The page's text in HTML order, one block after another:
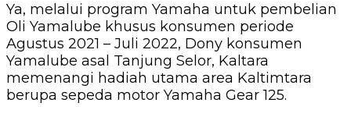
Ya, melalui program Yamaha untuk pembelian
Oli Yamalube khusus konsumen periode
Agustus 2021 – Juli 2022, Dony konsumen
Yamalube asal Tanjung Selor, Kaltara
memenangi hadiah utama area Kaltimtara
berupa sepeda motor Yamaha Gear 125.